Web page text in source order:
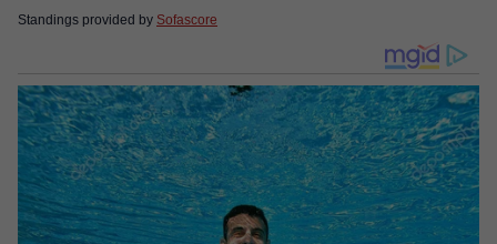
Standings provided by Sofascore